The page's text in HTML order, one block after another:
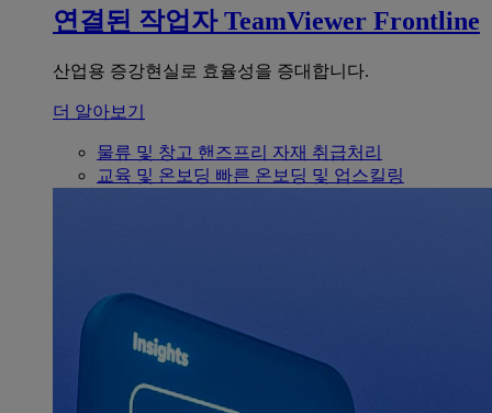
연결된 작업자 TeamViewer Frontline
산업용 증강현실로 효율성을 증대합니다.
더 알아보기
물류 및 창고 핸즈프리 자재 취급처리
교육 및 온보딩 빠른 온보딩 및 업스킬링